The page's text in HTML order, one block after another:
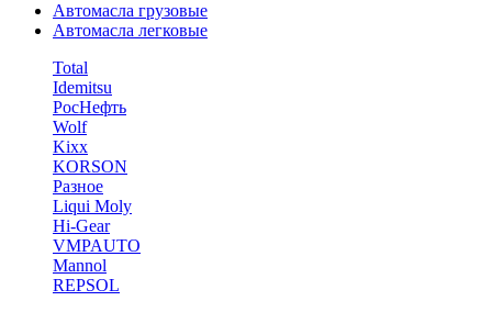
Автомасла грузовые
Автомасла легковые
Total
Idemitsu
РосНефть
Wolf
Kixx
KORSON
Разное
Liqui Moly
Hi-Gear
VMPAUTO
Mannol
REPSOL